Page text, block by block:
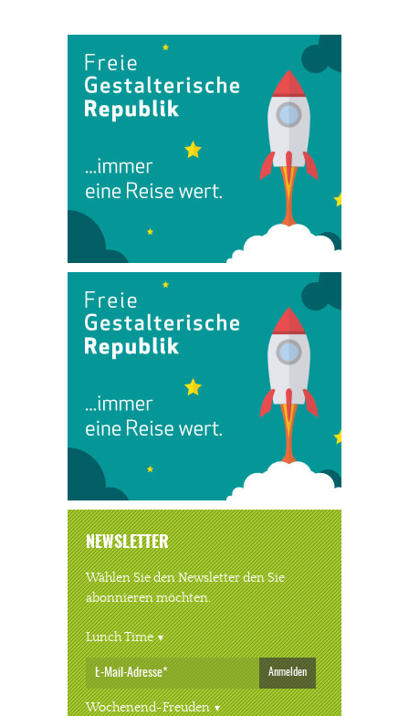
NEWSLETTER
Wählen Sie den Newsletter den Sie
abonnieren möchten.
Lunch Time
Anmelden
Wochenend-Freuden